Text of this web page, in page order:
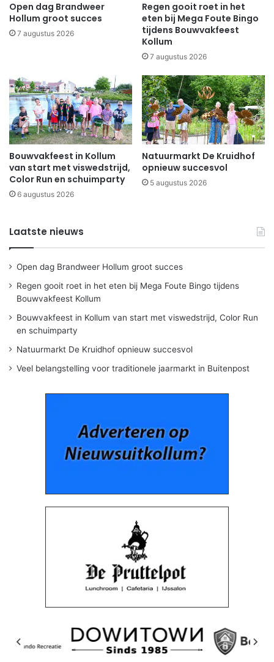
Open dag Brandweer
Hollum groot succes
7 augustus 2026
Regen gooit roet in het
eten bij Mega Foute Bingo
tijdens Bouwvakfeest
Kollum
7 augustus 2026
Bouwvakfeest in Kollum
van start met viswedstrijd,
Color Run en schuimparty
6 augustus 2026
Natuurmarkt De Kruidhof
opnieuw succesvol
5 augustus 2026
Laatste nieuws
Open dag Brandweer Hollum groot succes
Regen gooit roet in het eten bij Mega Foute Bingo tijdens
Bouwvakfeest Kollum
Bouwvakfeest in Kollum van start met viswedstrijd, Color Run
en schuimparty
Natuurmarkt De Kruidhof opnieuw succesvol
Veel belangstelling voor traditionele jaarmarkt in Buitenpost